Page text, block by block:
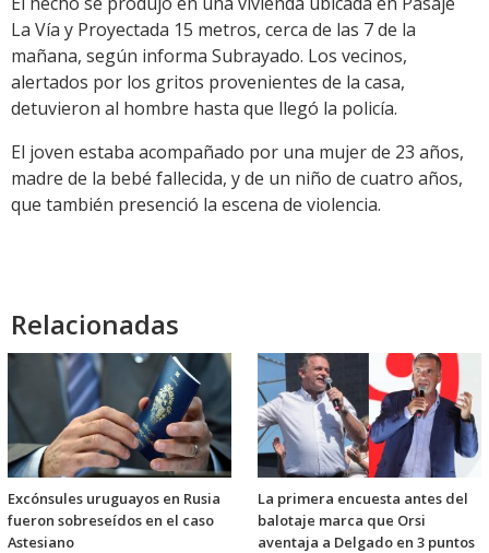
La Vía y Proyectada 15 metros, cerca de las 7 de la
mañana, según informa Subrayado. Los vecinos,
alertados por los gritos provenientes de la casa,
detuvieron al hombre hasta que llegó la policía.
El joven estaba acompañado por una mujer de 23 años,
madre de la bebé fallecida, y de un niño de cuatro años,
que también presenció la escena de violencia.
Relacionadas
Excónsules uruguayos en Rusia
fueron sobreseídos en el caso
Astesiano
La primera encuesta antes del
balotaje marca que Orsi
aventaja a Delgado en 3 puntos